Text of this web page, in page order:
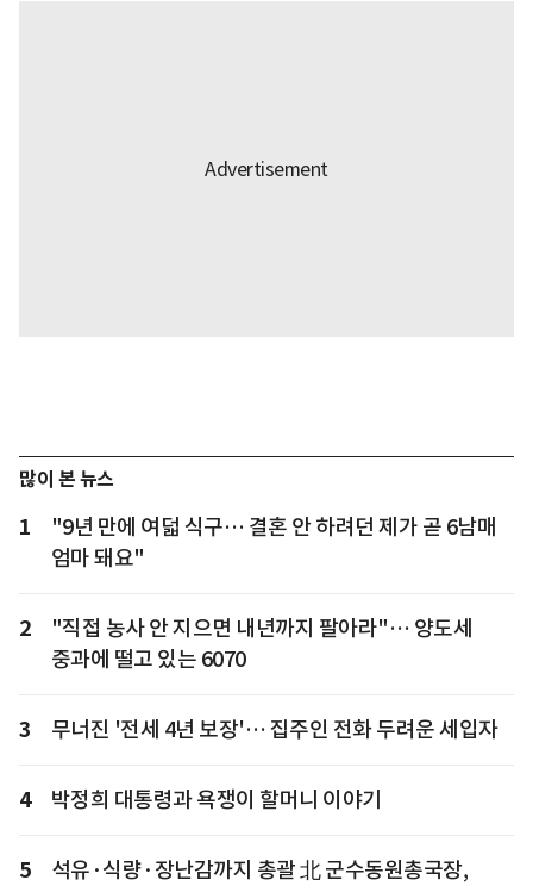
많이 본 뉴스
1
"9년 만에 여덟 식구… 결혼 안 하려던 제가 곧 6남매
엄마 돼요"
2
"직접 농사 안 지으면 내년까지 팔아라"… 양도세
중과에 떨고 있는 6070
3 무너진 '전세 4년 보장'… 집주인 전화 두려운 세입자
4 박정희 대통령과 욕쟁이 할머니 이야기
5
석유·식량·장난감까지 총괄 北 군수동원총국장,